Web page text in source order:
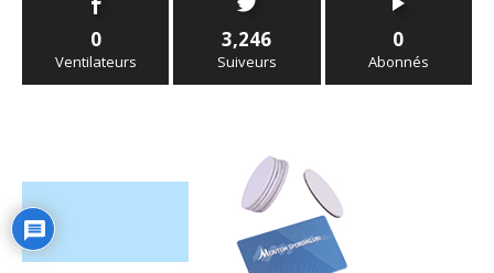
0
Ventilateurs
3,246
Suiveurs
0
Abonnés